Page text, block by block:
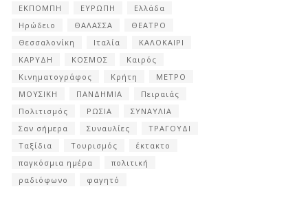
ΕΚΠΟΜΠΗ
ΕΥΡΩΠΗ
Ελλάδα
Ηρώδειο
ΘΑΛΑΣΣΑ
ΘΕΑΤΡΟ
Θεσσαλονίκη
Ιταλία
ΚΑΛΟΚΑΙΡΙ
ΚΑΡΥΔΗ
ΚΟΣΜΟΣ
Καιρός
Κινηματογράφος
Κρήτη
ΜΕΤΡΟ
ΜΟΥΣΙΚΗ
ΠΑΝΔΗΜΙΑ
Πειραιάς
Πολιτισμός
ΡΩΣΙΑ
ΣΥΝΑΥΛΙΑ
Σαν σήμερα
Συναυλίες
ΤΡΑΓΟΥΔΙ
Ταξίδια
Τουρισμός
έκτακτο
παγκόσμια ημέρα
πολιτική
ραδιόφωνο
φαγητό